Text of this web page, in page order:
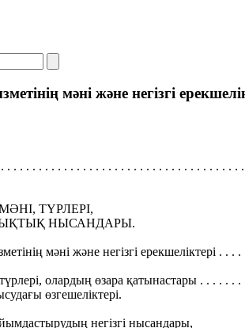
мәні және негізгі
. . . . . . . . . . . . . . . . . . . . . . . . . . . . . . . . . . . .
ТҮРЛЕРІ,
НЫСАНДАРЫ.
мәні және негізгі ерекшеліктері . . .
түрлері, олардың өзара қатынастары . . . . . .
өзгешеліктері.
негізгі нысандары,